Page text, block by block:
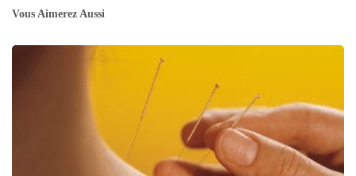
Vous Aimerez Aussi